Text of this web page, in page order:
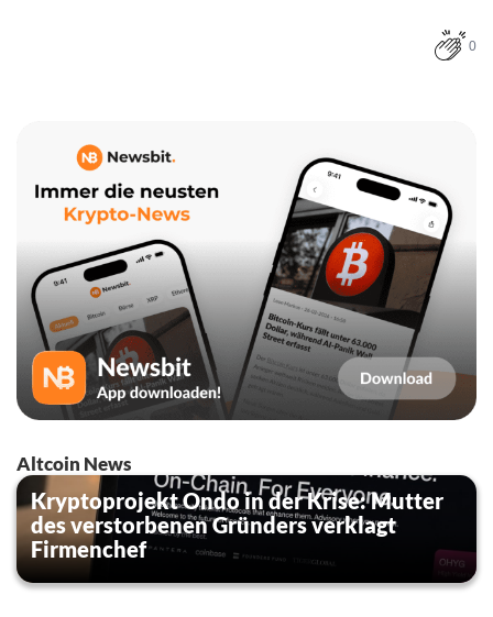
0
Altcoin News
Kryptoprojekt Ondo in der Krise: Mutter
des verstorbenen Gründers verklagt
Firmenchef